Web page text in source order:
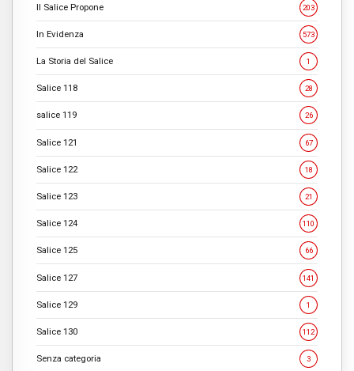
Il Salice Propone 203
In Evidenza 573
La Storia del Salice 1
Salice 118 28
salice 119 26
Salice 121 67
Salice 122 18
Salice 123 21
Salice 124 110
Salice 125 66
Salice 127 141
Salice 129 1
Salice 130 112
Senza categoria 3